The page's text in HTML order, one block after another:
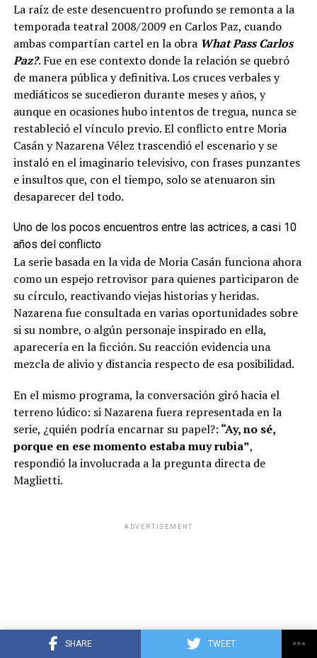
SHARE TWEET
La raíz de este desencuentro profundo se remonta a la
temporada teatral 2008/2009 en Carlos Paz, cuando
ambas compartían cartel en la obra What Pass Carlos
Paz?. Fue en ese contexto donde la relación se quebró
de manera pública y definitiva. Los cruces verbales y
mediáticos se sucedieron durante meses y años, y
aunque en ocasiones hubo intentos de tregua, nunca se
restableció el vínculo previo. El conflicto entre Moria
Casán y Nazarena Vélez trascendió el escenario y se
instaló en el imaginario televisivo, con frases punzantes
e insultos que, con el tiempo, solo se atenuaron sin
desaparecer del todo.
Uno de los pocos encuentros entre las actrices, a casi 10
años del conflicto
La serie basada en la vida de Moria Casán funciona ahora
como un espejo retrovisor para quienes participaron de
su círculo, reactivando viejas historias y heridas.
Nazarena fue consultada en varias oportunidades sobre
si su nombre, o algún personaje inspirado en ella,
aparecería en la ficción. Su reacción evidencia una
mezcla de alivio y distancia respecto de esa posibilidad.
En el mismo programa, la conversación giró hacia el
terreno lúdico: si Nazarena fuera representada en la
serie, ¿quién podría encarnar su papel?: “Ay, no sé,
porque en ese momento estaba muy rubia”,
respondió la involucrada a la pregunta directa de
Maglietti.
ADVERTISEMENT